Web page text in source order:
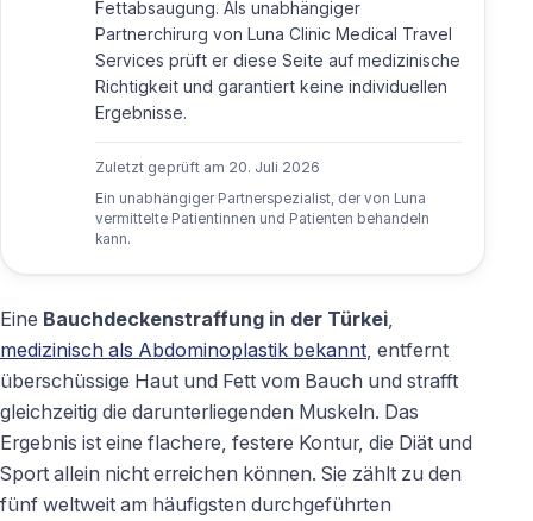
Fettabsaugung. Als unabhängiger
Partnerchirurg von Luna Clinic Medical Travel
Services prüft er diese Seite auf medizinische
Richtigkeit und garantiert keine individuellen
Ergebnisse.
Zuletzt geprüft am 20. Juli 2026
Ein unabhängiger Partnerspezialist, der von Luna
vermittelte Patientinnen und Patienten behandeln
kann.
Eine Bauchdeckenstraffung in der Türkei
medizinisch als Abdominoplastik bekannt , entfernt
überschüssige Haut und Fett vom Bauch und strafft
gleichzeitig die darunterliegenden Muskeln. Das
Ergebnis ist eine flachere, festere Kontur, die Diät und
Sport allein nicht erreichen können. Sie zählt zu den
fünf weltweit am häufigsten durchgeführten